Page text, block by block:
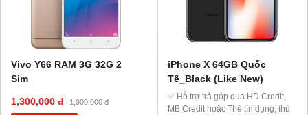
Vivo Y66 RAM 3G 32G 2
Sim
1,300,000 đ 1,900,000 đ
iPhone X 64GB Quốc
Tế_Black (Like New)
✅ Hỗ trợ trả góp qua HD Credit,
MB Credit hoặc Thẻ tín dụng, thủ